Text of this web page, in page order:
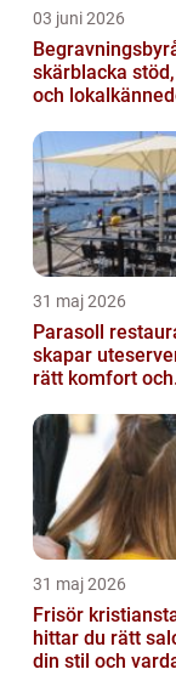
03 juni 2026
skärblacka stöd, trygghet
och
31 maj 2026
Parasoll
skapar
rätt komfort och
31 maj 2026
Frisör kristianstad
hittar du rätt
din stil och